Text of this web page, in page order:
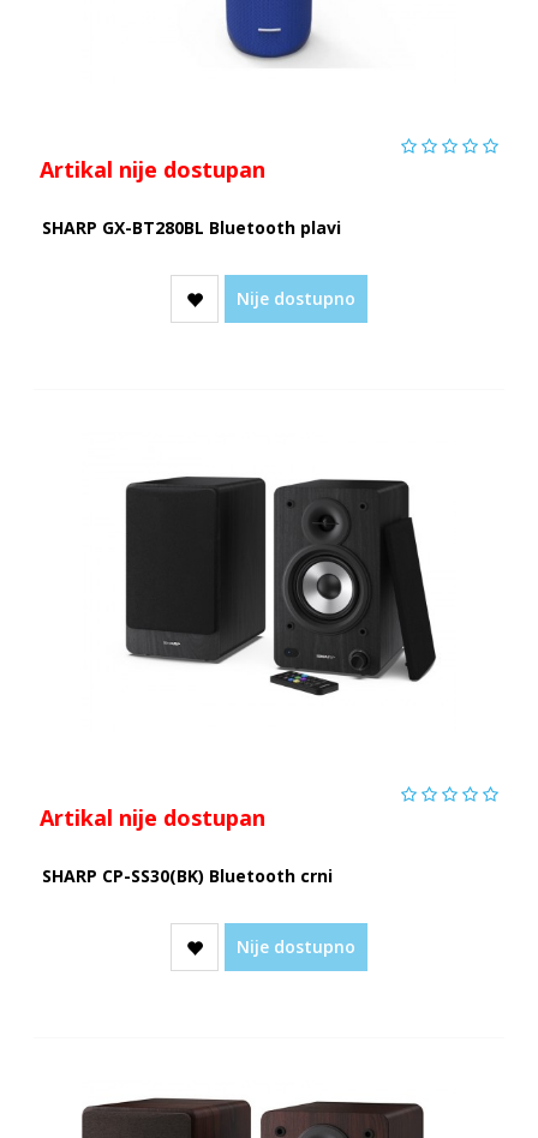
Artikal nije dostupan
SHARP GX-BT280BL Bluetooth plavi
Nije dostupno
Artikal nije dostupan
SHARP CP-SS30(BK) Bluetooth crni
Nije dostupno